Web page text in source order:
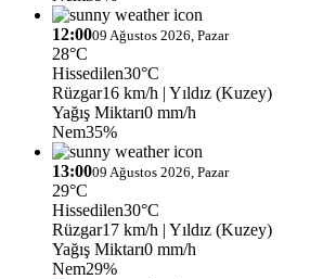
12:0009 Ağustos 2026, Pazar
28°C
Hissedilen30°C
Rüzgar16 km/h | Yıldız (Kuzey)
Yağış Miktarı0 mm/h
Nem35%
13:0009 Ağustos 2026, Pazar
29°C
Hissedilen30°C
Rüzgar17 km/h | Yıldız (Kuzey)
Yağış Miktarı0 mm/h
Nem29%